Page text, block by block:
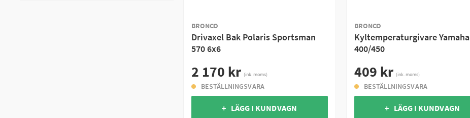
BRONCO
Drivaxel Bak Polaris Sportsman
570 6x6
2 170 kr (ink. moms)
BESTÄLLNINGSVARA
+ LÄGG I KUNDVAGN
BRONCO
Kyltemperaturgivare Yamaha
400/450
409 kr (ink. moms)
BESTÄLLNINGSVARA
+ LÄGG I KUNDVAGN